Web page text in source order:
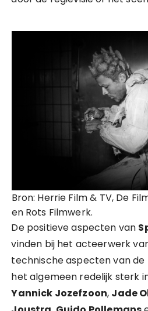
Bron: Herrie Film & TV, De
en Rots Filmwerk.
De positieve aspecten van
vinden bij het acteerwerk
technische aspecten van de
het algemeen redelijk sterk
Yannick Jozefzoon, Jade